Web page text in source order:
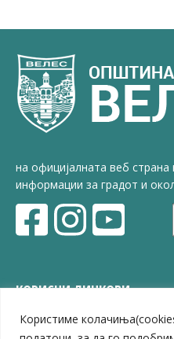
Користиме
на официјалната веб
информации за градот и
КОРИСНИ ЛИНКОВИ
ЗЕЛС – Заедница на